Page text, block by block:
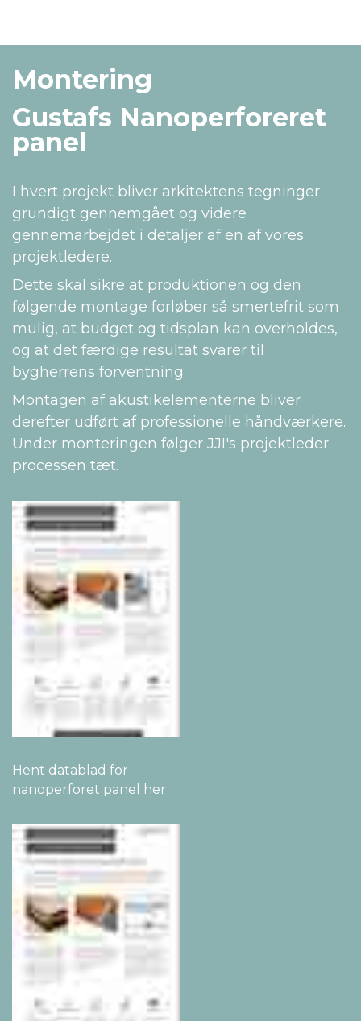
Montering
Gustafs Nanoperforeret
panel
I hvert projekt bliver arkitektens tegninger
grundigt gennemgået og videre
gennemarbejdet i detaljer af en af vores
projektledere.
Dette skal sikre at produktionen og den
følgende montage forløber så smertefrit som
mulig, at budget og tidsplan kan overholdes,
og at det færdige resultat svarer til
bygherrens forventning.
Montagen af akustikelementerne bliver
derefter udført af professionelle håndværkere.
Under monteringen følger JJI's projektleder
processen tæt.
Hent datablad for
nanoperforet panel her